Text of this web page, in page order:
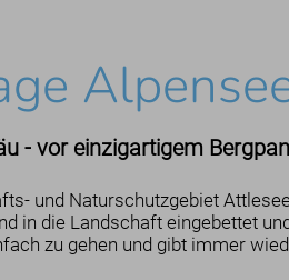
- vor einzigartigem
und Naturschutzgebiet
in die Landschaft eingebettet
zu gehen und gibt immer